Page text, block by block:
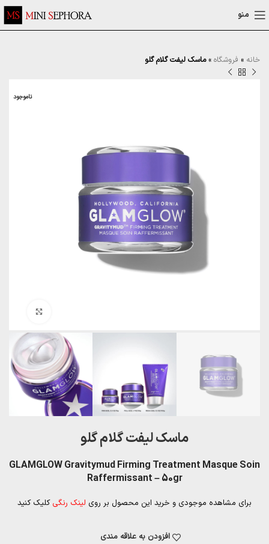
منو
خانه » فروشگاه »ماسک لیفت گلام گلو
ناموجود
ماسک لیفت گلام گلو
GLAMGLOW Gravitymud Firming Treatment Masque Soin
Raffermissant – 50gr
برای مشاهده موجودی و خرید این محصول بر روی لینک رنگی کلیک کنید
افزودن به علاقه مندی